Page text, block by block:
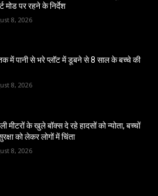
मोड पर रहने के निर्देश
8, 2026
में पानी से भरे प्लॉट में डूबने से 8 साल के बच्चे की
8, 2026
मीटरों के खुले बॉक्स दे रहे हादसों को न्योता, बच्चों
को लेकर लोगों में चिंता
8, 2026